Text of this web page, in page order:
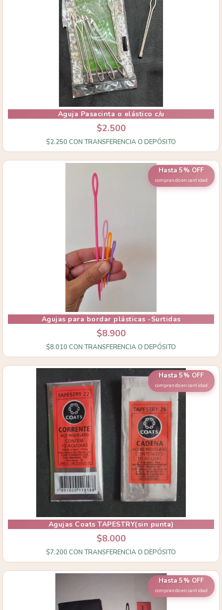
Aguja Pasacinta o elástico c/u
$2.500
$2.250 CON TRANSFERENCIA O DEPÓSITO
Hasta 5% OFF
comprando en cantidad
Agujas para bordar plásticas -Surtidas
$8.900
$8.010 CON TRANSFERENCIA O DEPÓSITO
Hasta 5% OFF
comprando en cantidad
Agujas Coats TAPESTRY(sin punta)
$8.000
$7.200 CON TRANSFERENCIA O DEPÓSITO
Hasta 5% OFF
comprando en cantidad